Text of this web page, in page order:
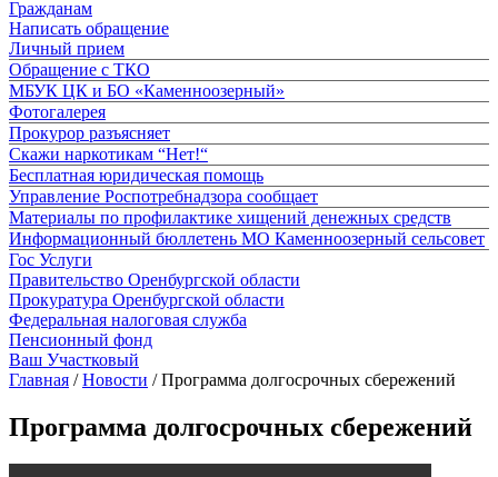
Гражданам
Написать обращение
Личный прием
Обращение с ТКО
МБУК ЦК и БО «Каменноозерный»
Фотогалерея
Прокурор разъясняет
Скажи наркотикам “Нет!“
Бесплатная юридическая помощь
Управление Роспотребнадзора сообщает
Материалы по профилактике хищений денежных средств
Информационный бюллетень МО Каменноозерный сельсовет
Гос Услуги
Правительство Оренбургской области
Прокуратура Оренбургской области
Федеральная налоговая служба
Пенсионный фонд
Ваш Участковый
Главная /Новости /Программа долгосрочных сбережений
Программа долгосрочных сбережений